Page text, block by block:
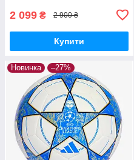
2 099 ₴ 2 900 ₴
Купити
Новинка –27%